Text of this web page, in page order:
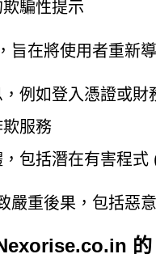
騙性提示
旨在將使用者重新
例如登入憑證或財
服務
包括潛在有害程式
嚴重後果，包括惡
的